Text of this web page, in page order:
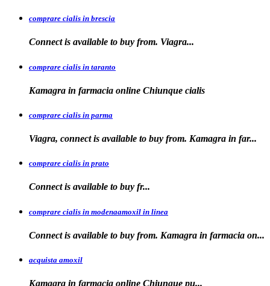
comprare cialis in brescia
Connect is available to buy from. Viagra...
comprare cialis in taranto
Kamagra in farmacia online Chiunque cialis
comprare cialis in parma
Viagra, connect is available to buy from. Kamagra in far...
comprare cialis in prato
Connect is available to buy fr...
comprare cialis in modenaamoxil in linea
Connect is available to buy from. Kamagra in farmacia on...
acquista amoxil
Kamagra in farmacia online Chiunque pu...